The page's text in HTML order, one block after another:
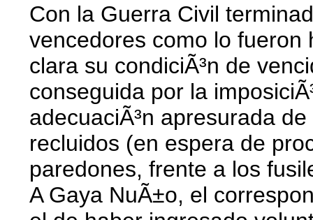
Con la Guerra Civil
vencedores como lo fueron
clara su condiciÃ³n de
conseguida por la
adecuaciÃ³n apresurada
recluidos (en espera de
paredones, frente a los
A Gaya NuÃ±o, el